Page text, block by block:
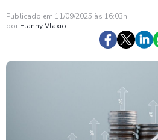
Publicado em 11/09/2025 às 16:03h
por Elanny Vlaxio